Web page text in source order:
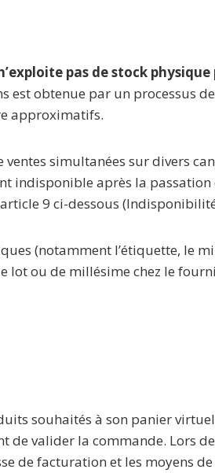
pas de stock
obtenue par un processus
approximatifs.
simultanées sur divers
indisponible après la passation
9 ci-dessous
(notamment l’étiquette, le
ou de millésime chez le
souhaités à son panier
valider la commande. Lors
de facturation et les moyens